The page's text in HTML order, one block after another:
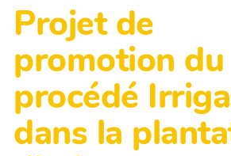
Projet de
promotion du
procédé
dans la